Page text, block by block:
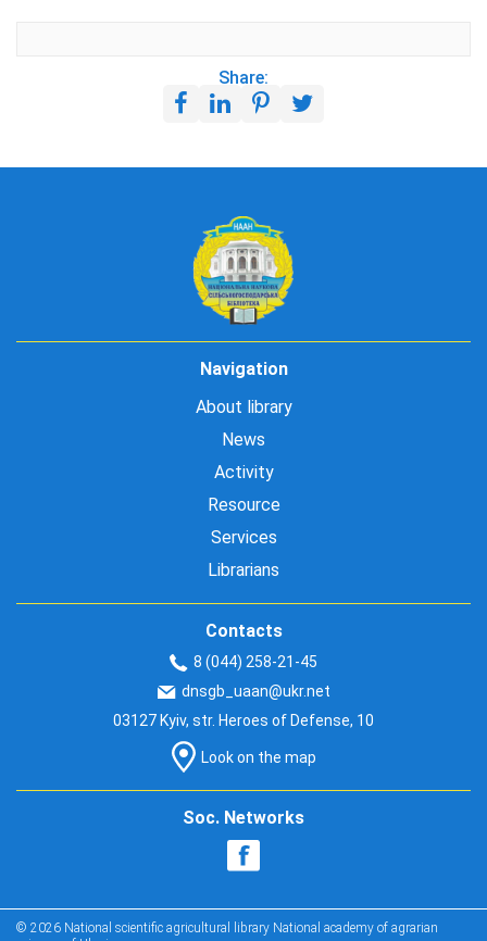
Share:
Navigation
About library
News
Activity
Resource
Services
Librarians
Contacts
8 (044) 258-21-45
dnsgb_uaan@ukr.net
03127 Kyiv, str. Heroes of Defense, 10
Look on the map
Soc. Networks
© 2026 National scientific agricultural library National academy of agrarian